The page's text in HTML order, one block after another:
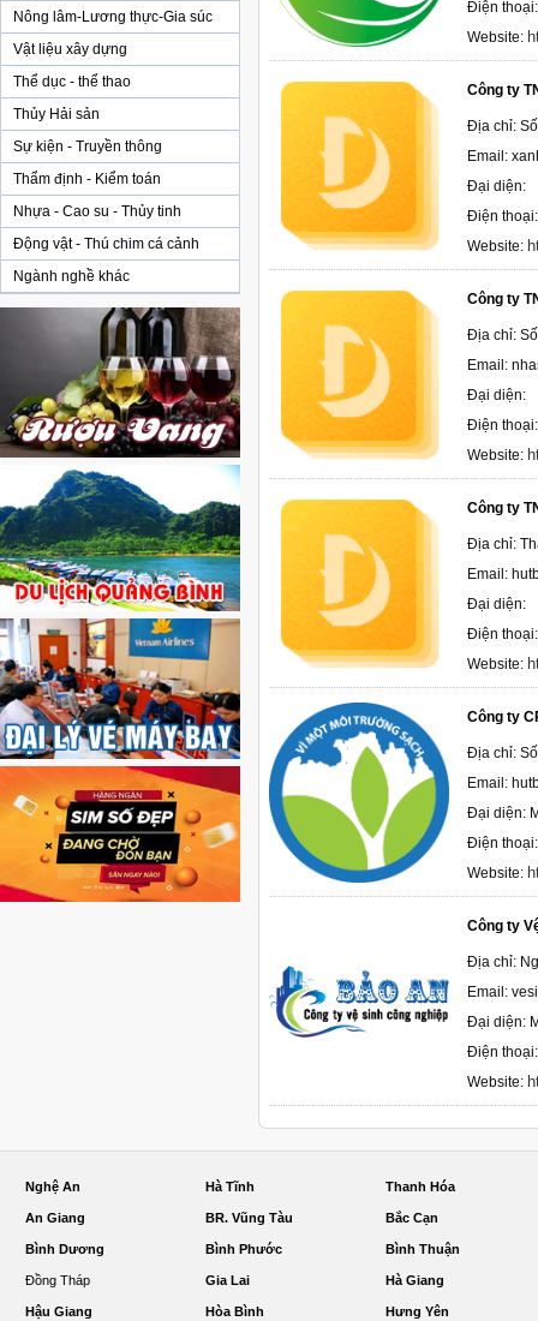
Nông lâm-Lương thực-Gia súc
Vật liệu xây dựng
Thể dục - thể thao
Thủy Hải sản
Sự kiện - Truyền thông
Thẩm định - Kiểm toán
Nhựa - Cao su - Thủy tinh
Động vật - Thú chim cá cảnh
Ngành nghề khác
Điện
Website:
Công ty
Địa chỉ:
Email:
Đại diện:
Điện
Website:
Công ty
Địa chỉ:
Email:
Đại diện:
Điện
Website:
Công ty
Địa chỉ:
Email:
Đại diện:
Điện
Website:
Công ty
Địa chỉ:
Email:
Đại diện:
Điện
Website:
Công ty
Địa chỉ:
Email:
Đại diện:
Điện
Website:
Nghệ An Hà Tĩnh Thanh Hóa
An Giang BR. Vũng Tàu Bắc Cạn
Bình Dương Bình Phước Bình Thuận
Đồng Tháp Gia Lai Hà Giang
Hậu Giang Hòa Bình Hưng Yên